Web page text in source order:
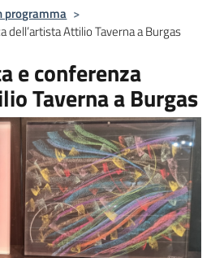
programma >
Attilio Taverna a Burgas
e conferenza
Taverna a Burgas